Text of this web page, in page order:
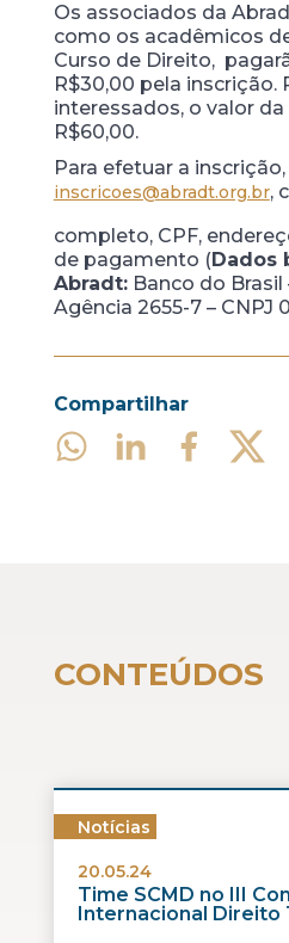
Os associados da
como os acadêmicos
Curso de Direito,
R$30,00 pela inscrição.
interessados, o valor
R$60,00.
Para efetuar a
inscricoes@abradt.org.br,
completo, CPF,
de pagamento (Dados
Abradt:Banco do Brasil
Agência 2655-7 – CNPJ
Compartilhar
CONTEÚDOS
Notícias
20.05.24
Time SCMD no III
Internacional Direito